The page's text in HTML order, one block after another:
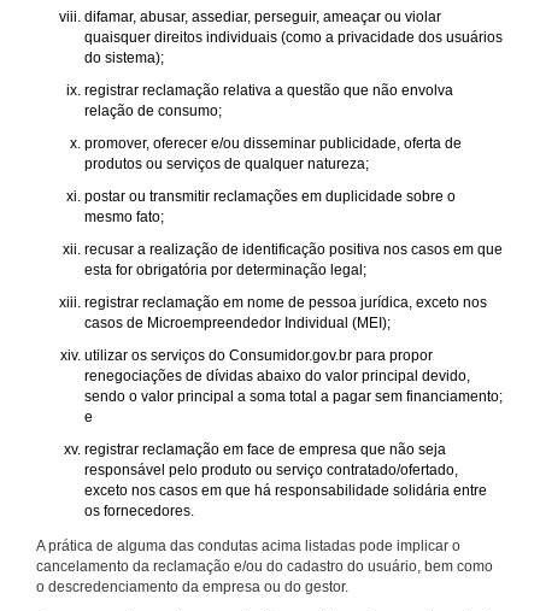
difamar, abusar, assediar, perseguir, ameaçar ou violar
quaisquer direitos individuais (como a privacidade dos usuários
do sistema);
registrar reclamação relativa a questão que não envolva
relação de consumo;
promover, oferecer e/ou disseminar publicidade, oferta de
produtos ou serviços de qualquer natureza;
postar ou transmitir reclamações em duplicidade sobre o
mesmo fato;
recusar a realização de identificação positiva nos casos em que
esta for obrigatória por determinação legal;
registrar reclamação em nome de pessoa jurídica, exceto nos
casos de Microempreendedor Individual (MEI);
utilizar os serviços do Consumidor.gov.br para propor
renegociações de dívidas abaixo do valor principal devido,
sendo o valor principal a soma total a pagar sem financiamento;
e
registrar reclamação em face de empresa que não seja
responsável pelo produto ou serviço contratado/ofertado,
exceto nos casos em que há responsabilidade solidária entre
os fornecedores.
A prática de alguma das condutas acima listadas pode implicar o
cancelamento da reclamação e/ou do cadastro do usuário, bem como
o descredenciamento da empresa ou do gestor.